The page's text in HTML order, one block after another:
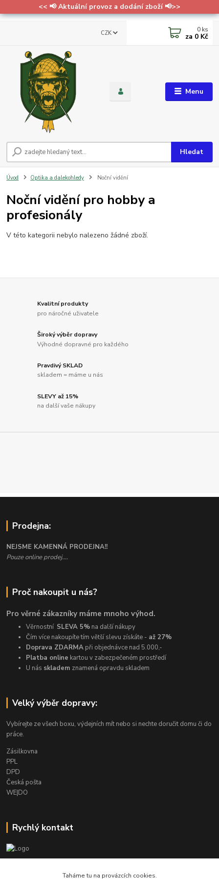
<< 📢 Aktuální provoz a dodání zboží 📢>>
Menu
CZK
Hledat
0 ks
za 0 Kč
Úvod Optika a dalekohledy Noční vidění
Noční vidění pro hobby a
profesionály
V této kategorii nebylo nalezeno žádné zboží.
Kvalitní produkty
pro náročné uživatele
Široký výběr dopravy
Výhodné dopravné pro každého
Pravdivý SKLAD
skladem = máme u nás
SLEVY až 15%
na další vaše nákupy
Prodejna:
NEJSME KAMENNÁ PRODEJNA!!
Pouze online prodej....
Proč nakoupit u nás?
Pro věrné zákazníky máme mnoho výhod.
Věrnostní SLEVA 5% na další nákupy
Čím více nakoupíte tím větší slevu získáte - až 27%
Doprava ZDARMA při objednávce nad 5.000,-
Platba online kartou v zabezpečeném prostředí
U nás skladem znamená opravdu skladem
Velký výběr dopravy:
Vybírejte ze všech boxu, výdejních mít nebo si nechte doručit domu či do
práce.
Zásilkovna
PPL
DPD
Česká pošta
WE|DO
Rychlý kontakt
info@armygalanterie.czTaháme tu na provázcích cookies.